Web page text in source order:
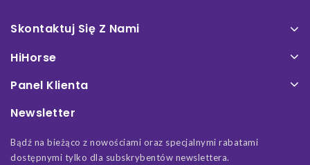
Skontaktuj Się Z Nami
HiHorse
Panel Klienta
Newsletter
Bądź na bieżąco z nowościami oraz specjalnymi rabatami
dostępnymi tylko dla subskrybentów newslettera.